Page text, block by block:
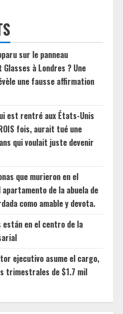
sur le panneau
à Londres ? Une
une fausse affirmation
est rentré aux États-Unis
fois, aurait tué une
qui voulait juste devenir
que murieron en el
de la abuela de
como amable y devota.
en el centro de la
ejecutivo asume el cargo,
trimestrales de $1.7 mil